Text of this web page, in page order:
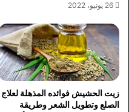
26 يونيو، 2022
زيت الحشيش فوائده المذهلة لعلاج
الصلع وتطويل الشعر وطريقة